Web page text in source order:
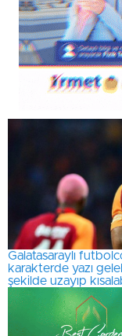
Galatasaraylı
karakterde yazı
şekilde uzayıp